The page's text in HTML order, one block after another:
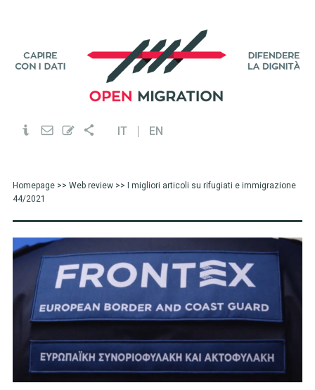
IT EN
Homepage>> Web review>> I migliori articoli su rifugiati e immigrazione
44/2021